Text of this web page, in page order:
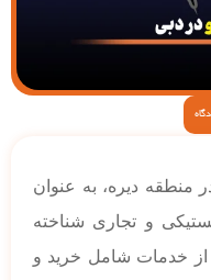
منطقه دیره، به عنوان
و تجاری شناخته
خدمات شامل خرید و